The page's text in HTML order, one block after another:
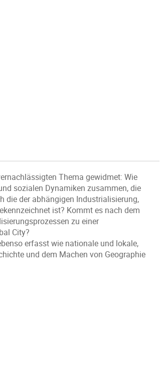
Thema gewidmet: Wie
sozialen Dynamiken zusammen, die
die der abhängigen Industrialisierung,
ist? Kommt es nach dem
zu einer
City?
erfasst wie nationale und lokale,
und dem Machen von Geographie